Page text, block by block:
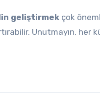
geliştirmek çok
Unutmayın, her